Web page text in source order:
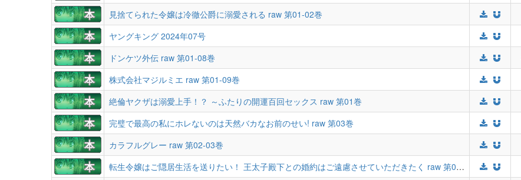
見捨てられた令嬢は冷徹公爵に溺愛される raw 第01-02巻
ヤングキング 2024年07号
ドンケツ外伝 raw 第01-08巻
株式会社マジルミエ raw 第01-09巻
絶倫ヤクザは溺愛上手！？ ～ふたりの開運百回セックス raw 第01巻
完璧で最高の私にホレないのは天然バカなお前のせい! raw 第03巻
カラフルグレー raw 第02-03巻
転生令嬢はご隠居生活を送りたい！ 王太子殿下との婚約はご遠慮させていただきたく raw 第01-03巻